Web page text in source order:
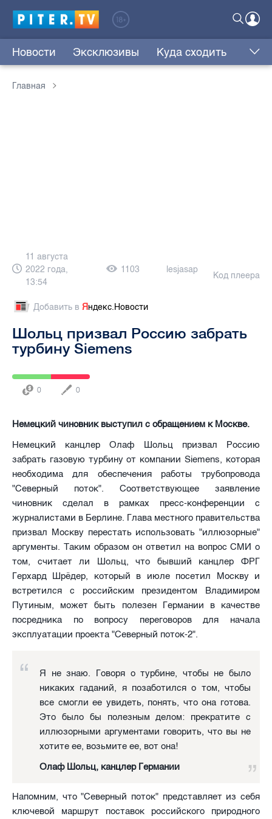
Новости Эксклюзивы Куда сходить
Главная
11 августа
2022 года,
13:54
1103 lesjasap
Код плеера
Добавить в Яндекс.Новости
Шольц призвал Россию забрать
турбину Siemens
0 0
Немецкий чиновник выступил с обращением к Москве.
Немецкий канцлер Олаф Шольц призвал Россию
забрать газовую турбину от компании Siemens, которая
необходима для обеспечения работы трубопровода
"Северный поток". Соответствующее заявление
чиновник сделал в рамках пресс-конференции с
журналистами в Берлине. Глава местного правительства
призвал Москву перестать использовать "иллюзорные"
аргументы. Таким образом он ответил на вопрос СМИ о
том, считает ли Шольц, что бывший канцлер ФРГ
Герхард Шрёдер, который в июле посетил Москву и
встретился с российским президентом Владимиром
Путиным, может быть полезен Германии в качестве
посредника по вопросу переговоров для начала
эксплуатации проекта "Северный поток-2".
Я не знаю. Говоря о турбине, чтобы не было
никаких гаданий, я позаботился о том, чтобы
все смогли ее увидеть, понять, что она готова.
Это было бы полезным делом: прекратите с
иллюзорными аргументами говорить, что вы не
хотите ее, возьмите ее, вот она!
Олаф Шольц, канцлер Германии
Напомним, что "Северный поток" представляет из себя
ключевой маршрут поставок российского природного